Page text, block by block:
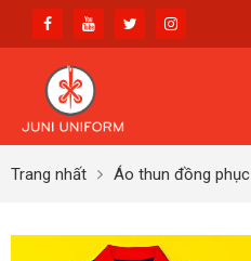
Trang nhất Áo thun đồng phục